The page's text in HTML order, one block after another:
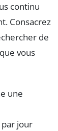
continu
Consacrez
de
vous
une
jour